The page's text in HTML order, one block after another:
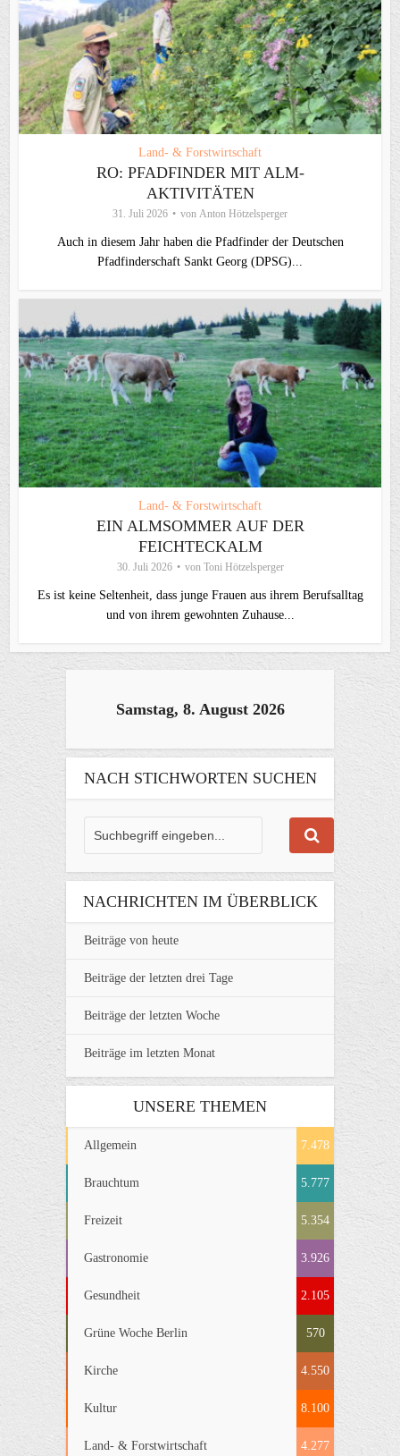
Land- & Forstwirtschaft
RO: PFADFINDER MIT ALM-
AKTIVITÄTEN
31. Juli 2026 von Anton Hötzelsperger
Auch in diesem Jahr haben die Pfadfinder der Deutschen
Pfadfinderschaft Sankt Georg (DPSG)...
Land- & Forstwirtschaft
EIN ALMSOMMER AUF DER
FEICHTECKALM
30. Juli 2026 von Toni Hötzelsperger
Es ist keine Seltenheit, dass junge Frauen aus ihrem Berufsalltag
und von ihrem gewohnten Zuhause...
Samstag, 8. August 2026
NACH STICHWORTEN SUCHEN
NACHRICHTEN IM ÜBERBLICK
Beiträge von heute
Beiträge der letzten drei Tage
Beiträge der letzten Woche
Beiträge im letzten Monat
UNSERE THEMEN
Allgemein 7.478
Brauchtum 5.777
Freizeit 5.354
Gastronomie 3.926
Gesundheit 2.105
Grüne Woche Berlin 570
Kirche 4.550
Kultur 8.100
Land- & Forstwirtschaft 4.277